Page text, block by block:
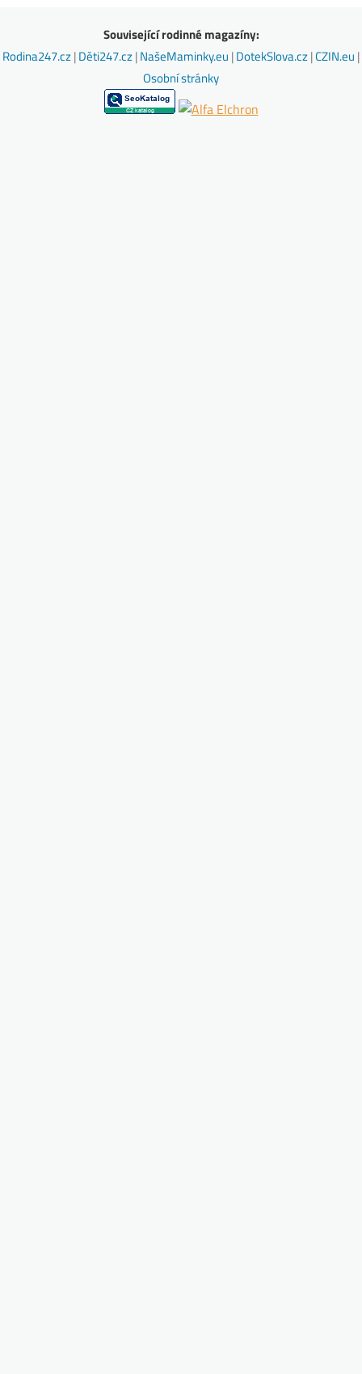
Související rodinné magazíny:
Rodina247.cz|Děti247.cz|NašeMaminky.eu |DotekSlova.cz|CZIN.eu |
Osobní stránky